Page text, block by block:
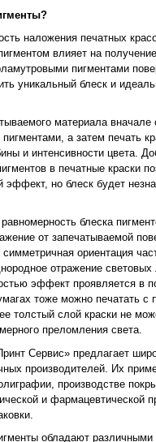
наложения печатных
влияет на
пигментами
уникальный блеск и
материала
а затем печать
и интенсивности цвета.
в печатные краски
эффект, но блеск будет
равномерность блеска
от запечатываемой
ориентация
отражение
эффект проявляется в
тоже можно печатать с
толстый слой краски не
преломления света.
Сервис» предлагает
производителей. Их
производстве
и фармацевтической
обладают